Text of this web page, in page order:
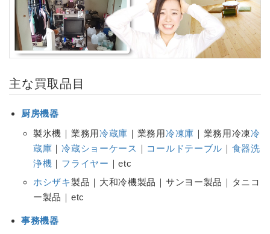
主な買取品目
厨房機器
製氷機｜業務用冷蔵庫 ｜業務用冷凍庫 ｜業務用冷凍冷
蔵庫 ｜冷蔵ショーケース ｜ コールドテーブル ｜ 食器洗
浄機 ｜ フライヤー ｜etc
ホシザキ製品｜大和冷機製品｜サンヨー製品｜タニコ
ー製品｜etc
事務機器